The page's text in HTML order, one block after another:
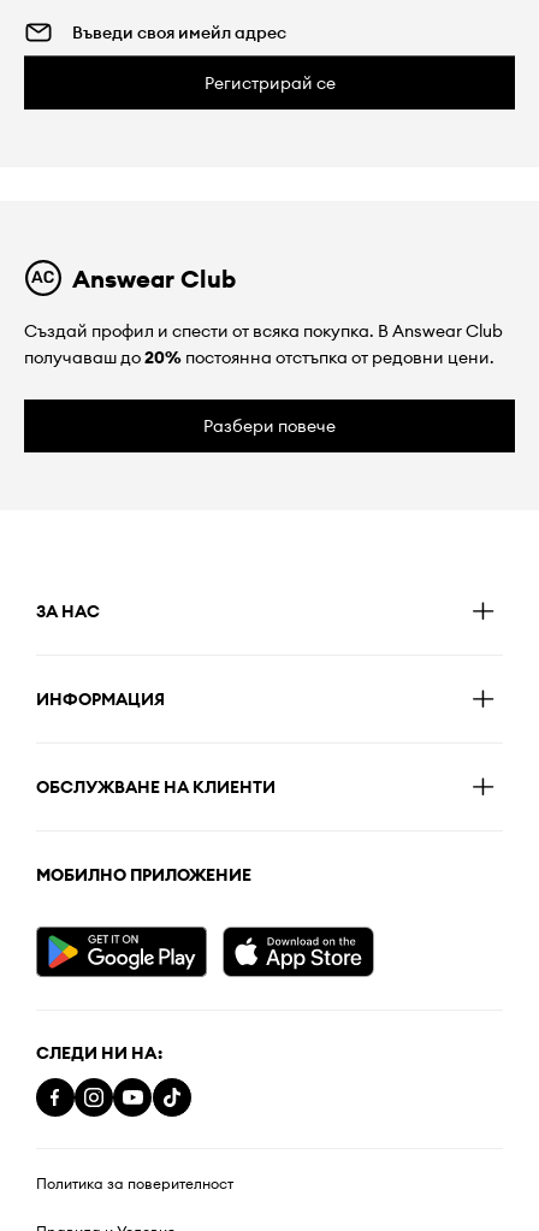
Регистрирай се
Answear Club
Създай профил и спести от всяка покупка. В Answear Club
получаваш до20% постоянна отстъпка от редовни цени.
Разбери повече
ЗА НАС
ИНФОРМАЦИЯ
ОБСЛУЖВАНЕ НА КЛИЕНТИ
МОБИЛНО ПРИЛОЖЕНИЕ
СЛЕДИ НИ НА:
Политика за поверителност